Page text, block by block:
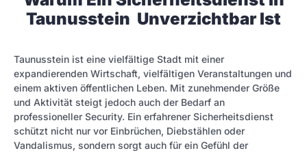
Taunusstein Unverzichtbar Ist
Taunusstein ist eine vielfältige Stadt mit einer
expandierenden Wirtschaft, vielfältigen Veranstaltungen und
einem aktiven öffentlichen Leben. Mit zunehmender Größe
und Aktivität steigt jedoch auch der Bedarf an
professioneller Security. Ein erfahrener Sicherheitsdienst
schützt nicht nur vor Einbrüchen, Diebstählen oder
Vandalismus, sondern sorgt auch für ein Gefühl der